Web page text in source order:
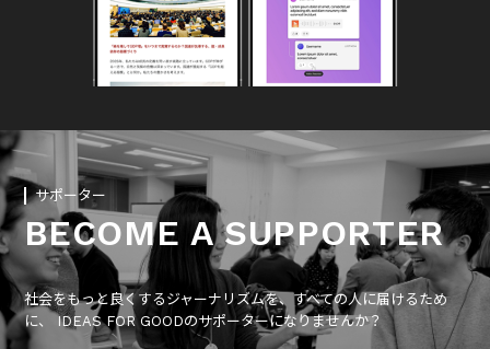
サポーター
BECOME A SUPPORTER
社会をもっと良くするジャーナリズムを、すべての人に届けるため
に、 IDEAS FOR GOODのサポーターになりませんか？